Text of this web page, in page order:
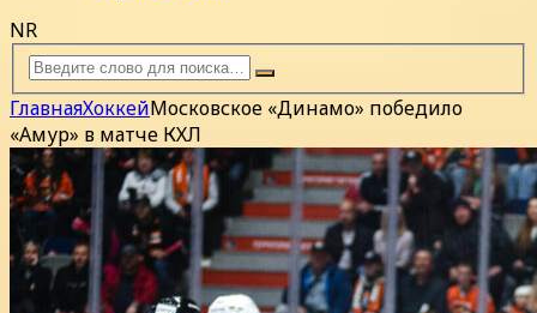
NR
ГлавнаяХоккейМосковское «Динамо» победило
«Амур» в матче КХЛ